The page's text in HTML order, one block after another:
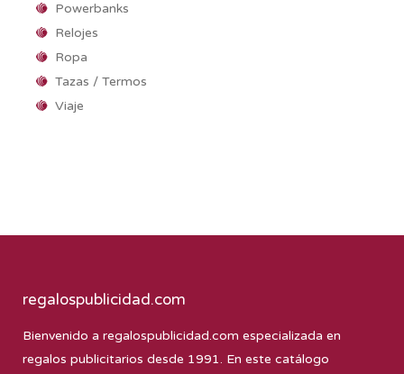
Powerbanks
Relojes
Ropa
Tazas / Termos
Viaje
regalospublicidad.com
Bienvenido a regalospublicidad.com especializada en
regalos publicitarios desde 1991. En este catálogo